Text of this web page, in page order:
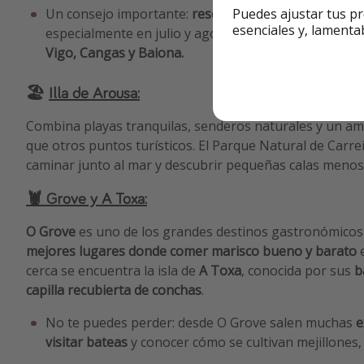
Un consejo importante: reservar el barco y la
especialmente en julio y agosto. Lasexcursiones
Vigo, Cangas y Baiona.
🏖️ Illa de Arousa:
Combina playas tranquilas, senderos naturales y un
que otros puntos turísticos. El Parque Natural de
caminar junto al mar y descubrir pequeñas calas
🦞 Grove y A Toxa:
O Grove es uno de los grandes destinos
mejores lugares donde comer marisco bueno y barato
cerca se encuentra la isla de A Toxa, conocida por sus
capilla recubierta de conchas.
No te puedes perder: desde O Grove salen muchas
visitar bateasy conocer cómo se cultivan
Puedes ajustar tus
esenciales y,